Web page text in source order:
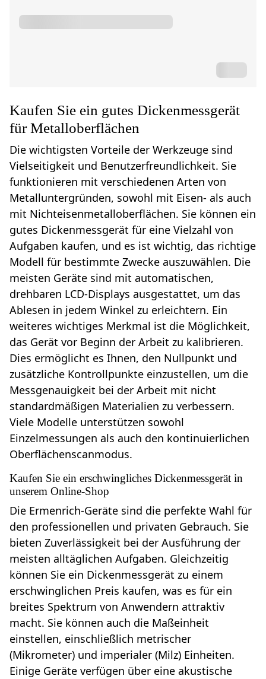
Kaufen Sie ein gutes Dickenmessgerät
für Metalloberflächen
Die wichtigsten Vorteile der Werkzeuge sind
Vielseitigkeit und Benutzerfreundlichkeit. Sie
funktionieren mit verschiedenen Arten von
Metalluntergründen, sowohl mit Eisen- als auch
mit Nichteisenmetalloberflächen. Sie können ein
gutes Dickenmessgerät für eine Vielzahl von
Aufgaben kaufen, und es ist wichtig, das richtige
Modell für bestimmte Zwecke auszuwählen. Die
meisten Geräte sind mit automatischen,
drehbaren LCD-Displays ausgestattet, um das
Ablesen in jedem Winkel zu erleichtern. Ein
weiteres wichtiges Merkmal ist die Möglichkeit,
das Gerät vor Beginn der Arbeit zu kalibrieren.
Dies ermöglicht es Ihnen, den Nullpunkt und
zusätzliche Kontrollpunkte einzustellen, um die
Messgenauigkeit bei der Arbeit mit nicht
standardmäßigen Materialien zu verbessern.
Viele Modelle unterstützen sowohl
Einzelmessungen als auch den kontinuierlichen
Oberflächenscanmodus.
Kaufen Sie ein erschwingliches Dickenmessgerät in
unserem Online-Shop
Die Ermenrich-Geräte sind die perfekte Wahl für
den professionellen und privaten Gebrauch. Sie
bieten Zuverlässigkeit bei der Ausführung der
meisten alltäglichen Aufgaben. Gleichzeitig
können Sie ein Dickenmessgerät zu einem
erschwinglichen Preis kaufen, was es für ein
breites Spektrum von Anwendern attraktiv
macht. Sie können auch die Maßeinheit
einstellen, einschließlich metrischer
(Mikrometer) und imperialer (Milz) Einheiten.
Einige Geräte verfügen über eine akustische